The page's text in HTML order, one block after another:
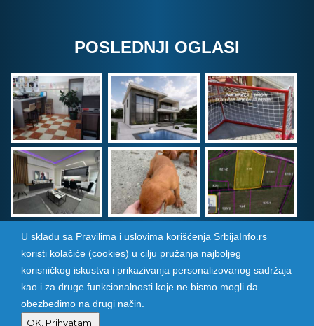
POSLEDNJI OGLASI
Srbija Info©2026. Sva prava zadržana. Pogledajte i
pozarevacinfo.rs
Izrada i održavanje sajtova
U skladu sa Pravilima i uslovima korišćenja SrbijaInfo.rs
koristi kolačiće (cookies) u cilju pružanja najboljeg
korisničkog iskustva i prikazivanja personalizovanog sadržaja
kao i za druge funkcionalnosti koje ne bismo mogli da
obezbedimo na drugi način.